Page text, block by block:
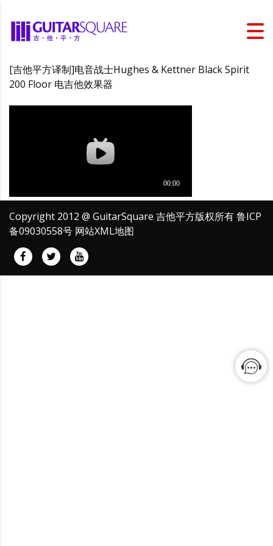
[吉他平方译制]电音战士Hughes & Kettner Black Spirit
200 Floor 电吉他效果器
Copyright 2012 @ GuitarSquare 吉他平方版权所有鲁ICP
备09030558号 网站XML地图